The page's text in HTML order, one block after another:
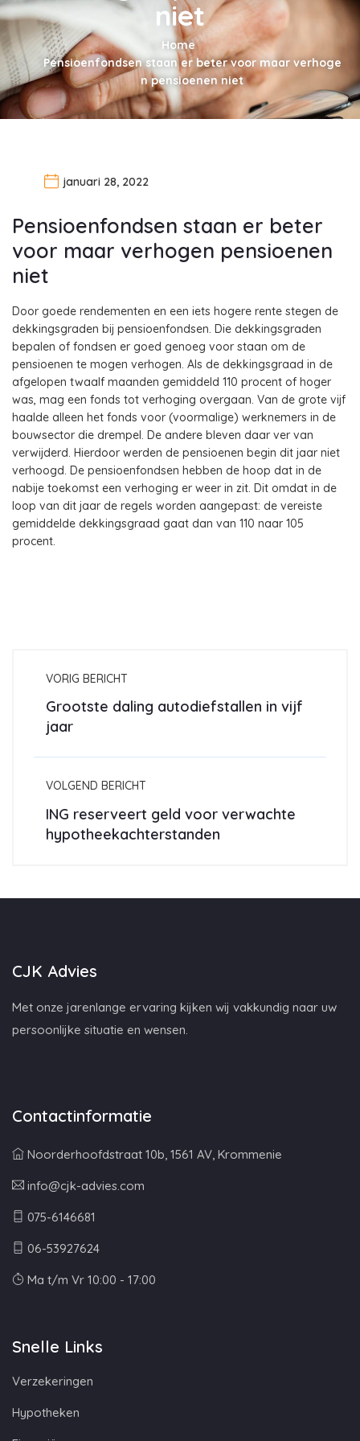
niet
Home
Pensioenfondsen staan er beter voor maar verhoge
n pensioenen niet
januari 28, 2022
Pensioenfondsen staan er beter
voor maar verhogen pensioenen
niet
Door goede rendementen en een iets hogere rente stegen de
dekkingsgraden bij pensioenfondsen. Die dekkingsgraden
bepalen of fondsen er goed genoeg voor staan om de
pensioenen te mogen verhogen. Als de dekkingsgraad in de
afgelopen twaalf maanden gemiddeld 110 procent of hoger
was, mag een fonds tot verhoging overgaan. Van de grote vijf
haalde alleen het fonds voor (voormalige) werknemers in de
bouwsector die drempel. De andere bleven daar ver van
verwijderd. Hierdoor werden de pensioenen begin dit jaar niet
verhoogd. De pensioenfondsen hebben de hoop dat in de
nabije toekomst een verhoging er weer in zit. Dit omdat in de
loop van dit jaar de regels worden aangepast: de vereiste
gemiddelde dekkingsgraad gaat dan van 110 naar 105
procent.
VORIG BERICHT
Grootste daling autodiefstallen in vijf
jaar
VOLGEND BERICHT
ING reserveert geld voor verwachte
hypotheekachterstanden
CJK Advies
Met onze jarenlange ervaring kijken wij vakkundig naar uw
persoonlijke situatie en wensen.
Contactinformatie
Noorderhoofdstraat 10b, 1561 AV, Krommenie
info@cjk-advies.com
075-6146681
06-53927624
Ma t/m Vr 10:00 - 17:00
Snelle Links
Verzekeringen
Hypotheken